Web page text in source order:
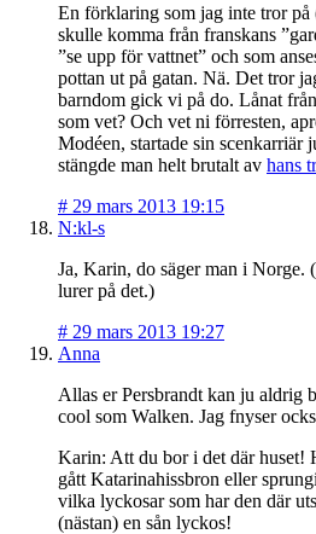
En förklaring som jag inte tror på
skulle komma från franskans
”se upp för vattnet” och som
pottan ut på gatan. Nä. Det tror
barndom gick vi på do. Lånat
som vet? Och vet ni förresten,
Modéen, startade sin scenkarriär
stängde man helt brutalt av hans
# 29 mars 2013 19:15
N:kl-s
Ja, Karin, do säger man i Norge.
lurer på det.)
# 29 mars 2013 19:27
Anna
Allas er Persbrandt kan ju aldrig
cool som Walken. Jag fnyser
Karin: Att du bor i det där huset!
gått Katarinahissbron eller
vilka lyckosar som har den där
(nästan) en sån lyckos!